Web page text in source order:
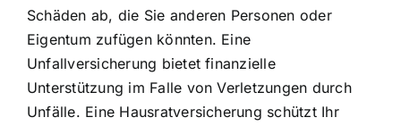
Schäden ab, die Sie anderen Personen oder
Eigentum zufügen könnten. Eine
Unfallversicherung bietet finanzielle
Unterstützung im Falle von Verletzungen durch
Unfälle. Eine Hausratversicherung schützt Ihr